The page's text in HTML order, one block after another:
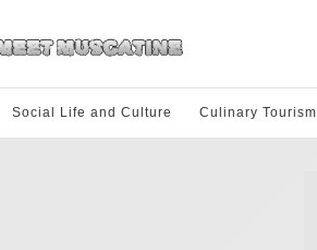
Social Life and Culture Culinary Tourism